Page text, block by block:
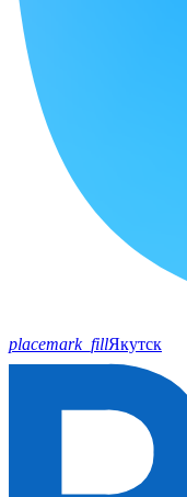
placemark_fillЯкутск